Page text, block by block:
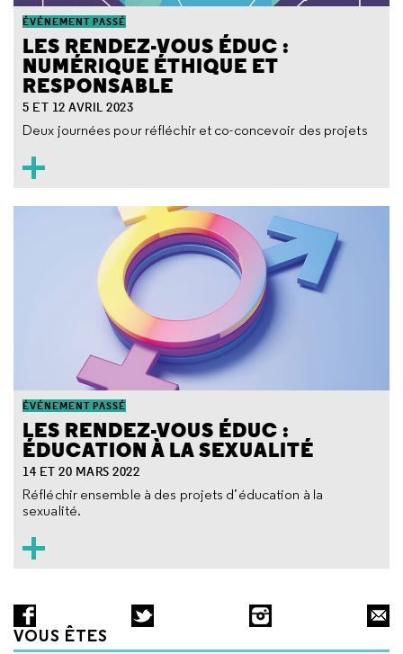
LES RENDEZ-VOUS ÉDUC :
NUMÉRIQUE ÉTHIQUE ET
RESPONSABLE
ÉVÉNEMENT PASSÉ
5 ET 12 AVRIL 2023
Deux journées pour réfléchir et co-concevoir des projets
LES RENDEZ-VOUS ÉDUC :
ÉDUCATION À LA SEXUALITÉ
ÉVÉNEMENT PASSÉ
14 ET 20 MARS 2022
Réfléchir ensemble à des projets d’éducation à la
sexualité.
VOUS ÊTES